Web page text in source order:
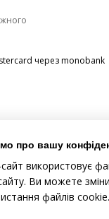
про вашу
використовує
Ви можете
файлів